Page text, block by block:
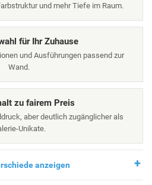
und mehr Tiefe im Raum.
für Ihr Zuhause
und Ausführungen passend zur
Wand.
zu fairem Preis
aber deutlich zugänglicher als
Unikate.
anzeigen